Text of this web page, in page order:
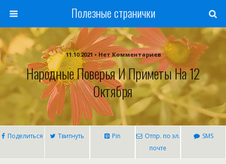
Полезные странички
11.10.2021 • Нет Комментариев
Народные Поверья И Приметы На 12
Октября
Поделиться Твитнуть Pin
Отпр. по эл.
почте
SMS